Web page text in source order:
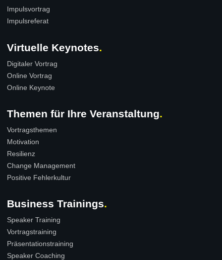
Impulsvortrag
Impulsreferat
Virtuelle Keynotes
Digitaler Vortrag
Online Vortrag
Online Keynote
Themen für Ihre Veranstaltung
Vortragsthemen
Motivation
Resilienz
Change Management
Positive Fehlerkultur
Business Trainings
Speaker Training
Vortragstraining
Präsentationstraining
Speaker Coaching